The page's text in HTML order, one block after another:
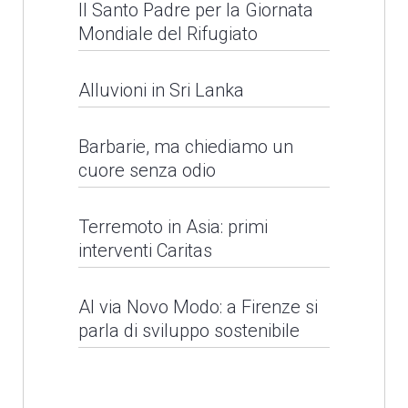
Il Santo Padre per la Giornata
Mondiale del Rifugiato
Alluvioni in Sri Lanka
Alluvioni in Sri Lanka
Barbarie, ma chiediamo un
cuore senza odio
Barbarie, ma chiediamo
un cuore senza odio
LEGGI NEWS
Terremoto in Asia: primi
interventi Caritas
Al via Novo Modo: a Firenze si
parla di sviluppo sostenibile